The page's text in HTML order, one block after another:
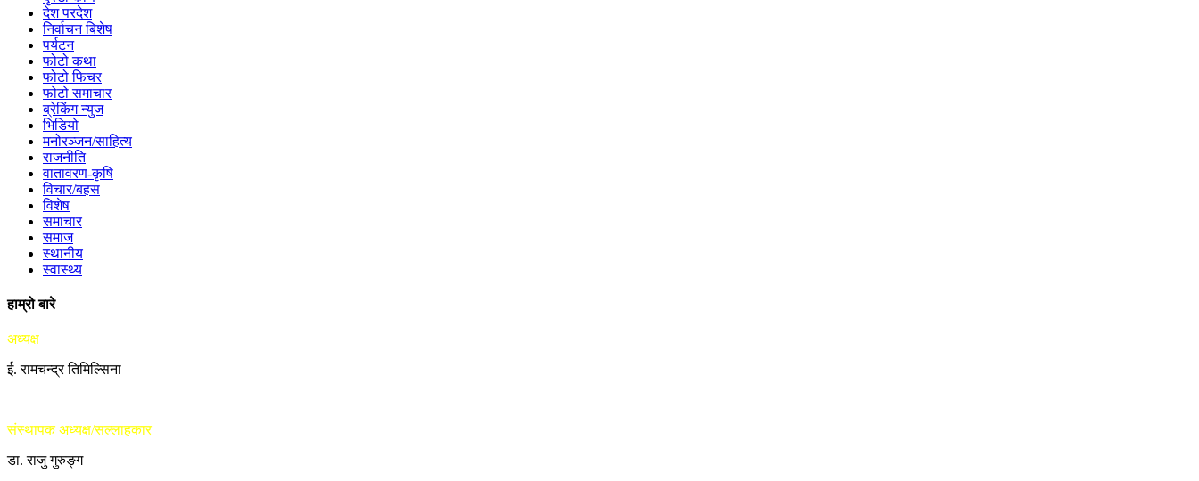
देश परदेश
निर्वाचन बिशेष
पर्यटन
फोटो कथा
फोटो फिचर
फोटो समाचार
ब्रेकिंग न्युज
भिडियो
मनोरञ्जन/साहित्य
राजनीति
वातावरण-कृषि
विचार/बहस
विशेष
समाचार
समाज
स्थानीय
स्वास्थ्य
हाम्रो बारे
अध्यक्ष
ई. रामचन्द्र तिमिल्सिना
संस्थापक अध्यक्ष/सल्लाहकार
डा. राजु गुरुङ्ग